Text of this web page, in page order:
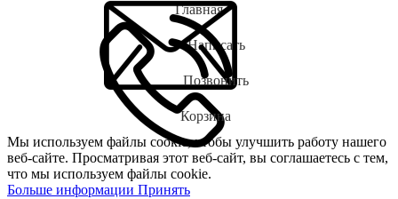
Главная
Написать
Позвонить
Корзина
Мы используем файлы cookie, чтобы улучшить работу нашего
веб-сайте. Просматривая этот веб-сайт, вы соглашаетесь с тем,
что мы используем файлы cookie.
Больше информации Принять